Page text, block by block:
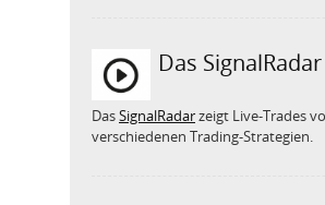
Das SignalRadar
DasSignalRadarzeigt Live-Trades
verschiedenen Trading-Strategien.